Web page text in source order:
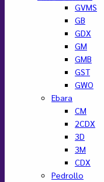
GVMS
GB
GDX
GM
GMB
GST
GWO
Ebara
CM
2CDX
3D
3M
CDX
Pedrollo